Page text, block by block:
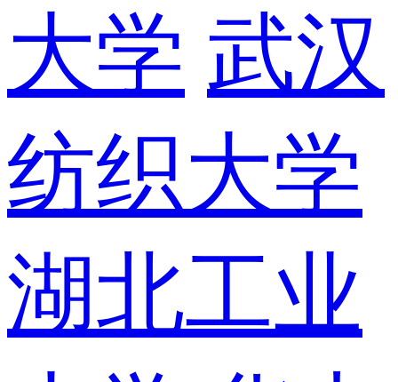
大学 武汉
纺织大学
湖北工业